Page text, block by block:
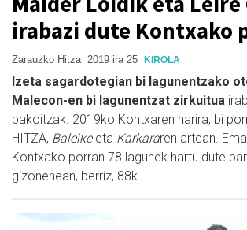
irabazi dute Kontxako
Zarauzko Hitza 2019 ira 25 KIROLA
Izeta sagardotegian bi lagunentzako
Malecon-en bi lagunentzat zirkuitua
bakoitzak. 2019ko Kontxaren harira, bi
HITZA, Baleikeeta Karkararen artean.
Kontxako porran 78 lagunek hartu dute
gizonenean, berriz, 88k.